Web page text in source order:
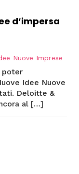
d’impersa
Nuove Imprese
poter
Idee Nuove
Deloitte &
al […]